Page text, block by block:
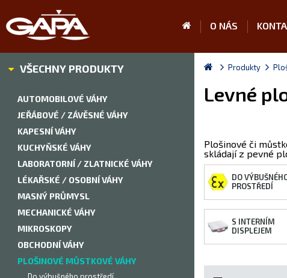
O NÁS
VŠECHNY PRODUKTY
AUTOMOBILOVÉ VÁHY
JEŘÁBOVÉ / ZÁVĚSNÉ VÁHY
KAPESNÍ VÁHY
KUCHYŇSKÉ VÁHY
LABORATORNÍ / ZLATNICKÉ VÁHY
LÉKAŘSKÉ / OSOBNÍ VÁHY
MASNÝ PRŮMYSL
MECHANICKÉ VÁHY
MIKROSKOPY
OBCHODNÍ VÁHY
PLOŠINOVÉ MŮSTKOVÉ VÁHY
Produkty
Levné
Plošinové či
skládají z pevné
DO
PROSTŘEDÍ
S INTERNÍM
DISPLEJEM